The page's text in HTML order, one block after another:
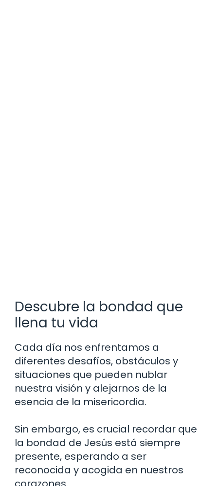
Descubre la bondad que
llena tu vida
Cada día nos enfrentamos a
diferentes desafíos, obstáculos y
situaciones que pueden nublar
nuestra visión y alejarnos de la
esencia de la misericordia.
Sin embargo, es crucial recordar que
la bondad de Jesús está siempre
presente, esperando a ser
reconocida y acogida en nuestros